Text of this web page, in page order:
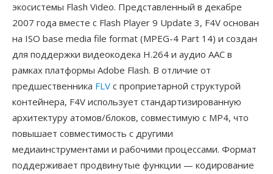
экосистемы Flash Video. Представленный в декабре
2007 года вместе с Flash Player 9 Update 3, F4V основан
на ISO base media file format (MPEG-4 Part 14) и создан
для поддержки видеокодека H.264 и аудио AAC в
рамках платформы Adobe Flash. В отличие от
предшественника FLV с проприетарной структурой
контейнера, F4V использует стандартизированную
архитектуру атомов/блоков, совместимую с MP4, что
повышает совместимость с другими
медиаинструментами и рабочими процессами. Формат
поддерживает продвинутые функции — кодирование